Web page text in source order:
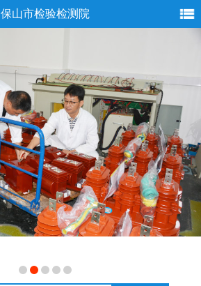
保山市检验检测院